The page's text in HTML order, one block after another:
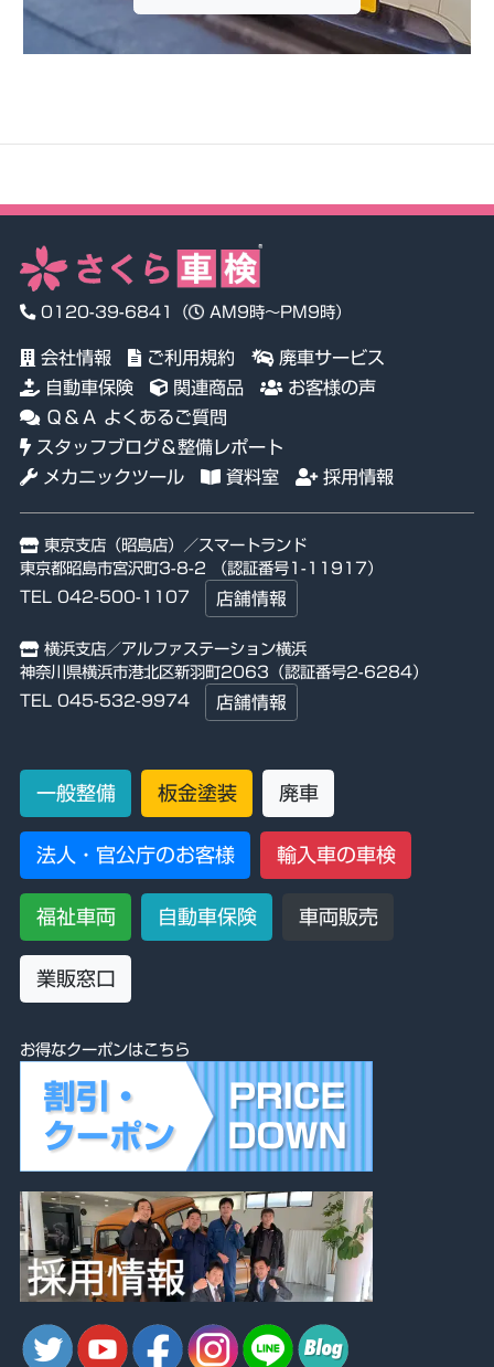
0120-39-6841 （ AM9時～PM9時）
会社情報 ご利用規約
廃車サービス
自動車保険
関連商品
お客様の声
Ｑ＆Ａ よくあるご質問
スタッフブログ＆整備レポート
メカニックツール
資料室 採用情報
東京支店（昭島店）／スマートランド
東京都昭島市宮沢町3-8-2 （認証番号1-11917）
TEL 042-500-1107
店舗情報
横浜支店／アルファステーション横浜
神奈川県横浜市港北区新羽町2063（認証番号2-6284）
TEL 045-532-9974
店舗情報
一般整備 板金塗装 廃車
法人・官公庁のお客様 輸入車の車検
福祉車両 自動車保険 車両販売
業販窓口
お得なクーポンはこちら